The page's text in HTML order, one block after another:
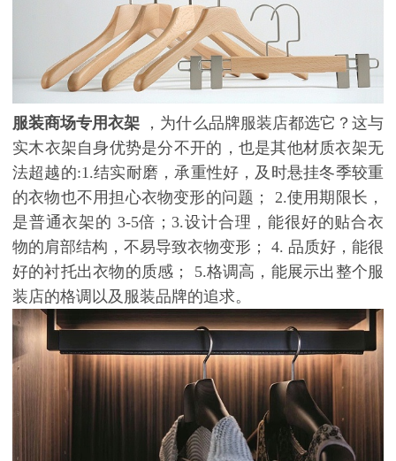
服装商场专用衣架
，为什么品牌服装店都选它？这与
实木衣架自身优势是分不开的，也是其他材质衣架无
法超越的:1.结实耐磨，承重性好，及时悬挂冬季较重
的衣物也不用担心衣物变形的问题；
2.使用期限长，
是普通衣架的 3-5倍； 3.设计合理，能很好的贴合衣
物的肩部结构，不易导致衣物变形；
4. 品质好，能很
好的衬托出衣物的质感；
5.格调高，能展示出整个服
装店的格调以及服装品牌的追求。